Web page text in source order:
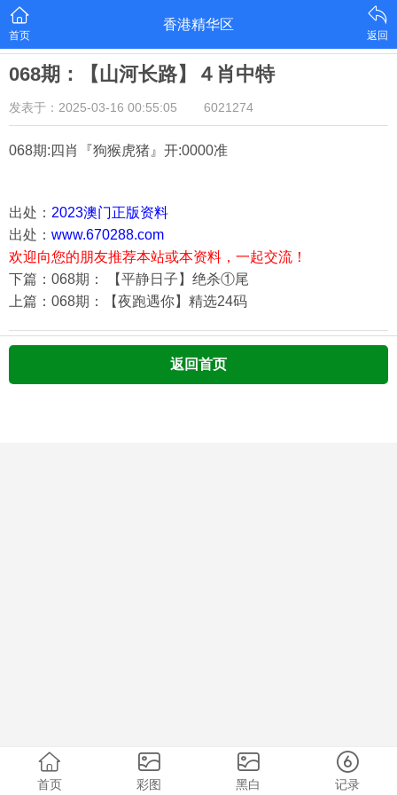
首页
香港精华区
返回
068期：【山河长路】４肖中特
发表于：2025-03-16 00:55:05 6021274
068期:四肖『狗猴虎猪 』开:0000准
出处： 2023澳门正版资料
出处： www.670288.com
欢迎向您的朋友推荐本站或本资料，一起交流！
下篇：068期： 【平静日子】绝杀①尾
上篇：068期：【夜跑遇你】精选24码
返回首页
首页 彩图 黑白 记录